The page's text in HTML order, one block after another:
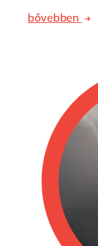
bővebben